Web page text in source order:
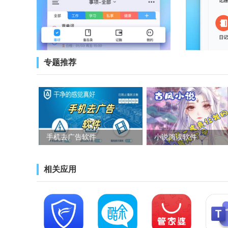
专题推荐
手机去广告软件 小说阅读软件
相关应用